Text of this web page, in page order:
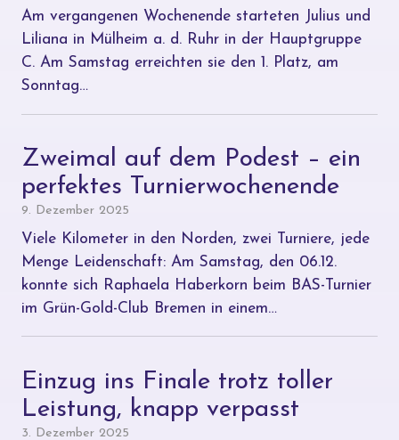
Am vergangenen Wochenende starteten Julius und
Liliana in Mülheim a. d. Ruhr in der Hauptgruppe
C. Am Samstag erreichten sie den 1. Platz, am
Sonntag…
Zweimal auf dem Podest – ein
perfektes Turnierwochenende
9. Dezember 2025
Viele Kilometer in den Norden, zwei Turniere, jede
Menge Leidenschaft: Am Samstag, den 06.12.
konnte sich Raphaela Haberkorn beim BAS-Turnier
im Grün-Gold-Club Bremen in einem…
Einzug ins Finale trotz toller
Leistung, knapp verpasst
3. Dezember 2025